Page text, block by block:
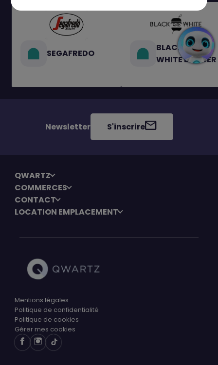
SEGAFREDO
BLACK AND
WHITE BURGER
Newsletter S'inscrire
QWARTZ
COMMERCES
CONTACT
LOCATION EMPLACEMENT
Mentions légales
Politique de confidentialité
Politique de cookies
Gérer mes cookies